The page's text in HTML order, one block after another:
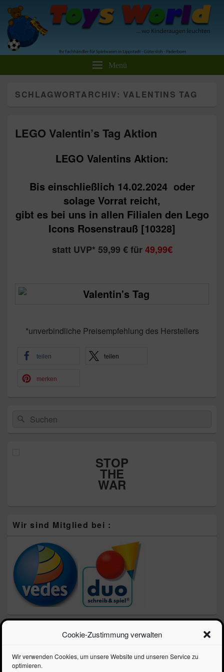
Cookie-Zustimmung verwalten
Wir verwenden Cookies, um unsere Website und unseren Service zu
optimieren.
Toys World Spielwaren GmbH
Ihr Fachhändler für Spielwaren und Freizeitartikel
Menü
SCHLAGWORTARCHIV: VALENTINS TAG
LEGO Valentin’s Tag Aktion
LEGO Valentins Aktion:
Bis einschließlich 14.02.2024 oder
solage Vorrat reicht,
gibt es bei uns in allen Filialen den Lego
Icons Rosenstrauß [10328]
statt UVP* 59,99 € für49,99€
*unverbindliche Preisempfehlung des Herstellers
teilen teilen
merken
Seitenleisten-
SuchenSuchen
STOP
THE
WAR
Wir sind Mitglied bei :
Neueste Beiträge
Schulprospekt 2026 – Die Schule geht los!!!
LEGO zum Vatertag – Speed Champions 3 für 2 Aktion